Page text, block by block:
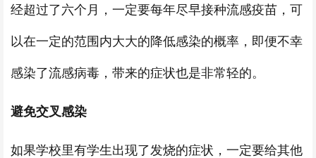
经超过了六个月，一定要每年尽早接种流感疫苗，可
以在一定的范围内大大的降低感染的概率，即便不幸
感染了流感病毒，带来的症状也是非常轻的。
避免交叉感染
如果学校里有学生出现了发烧的症状，一定要给其他